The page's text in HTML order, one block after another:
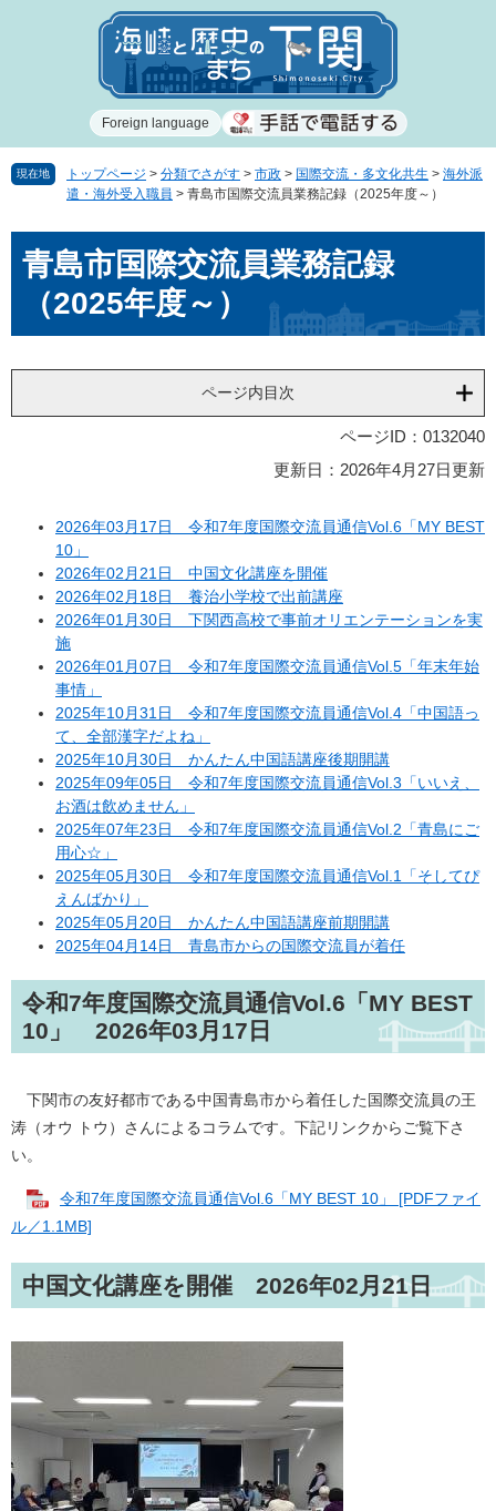
で
ば
Foreign language
現在地 トップページ > 分類でさがす > 市政 > 国際交流・多文化共生 > 海外派
遣・海外受入職員 > 青島市国際交流員業務記録（2025年度～）
文青島市国際交流員業務記録
（2025年度～）
ページ内目次
ページID：0132040
更新日：2026年4月27日更新
2026年03月17日 令和7年度国際交流員通信Vol.6「MY BEST
10」
2026年02月21日 中国文化講座を開催
2026年02月18日 養治小学校で出前講座
2026年01月30日 下関西高校で事前オリエンテーションを実
施
2026年01月07日 令和7年度国際交流員通信Vol.5「年末年始
事情」
2025年10月31日 令和7年度国際交流員通信Vol.4「中国語っ
て、全部漢字だよね」
2025年10月30日 かんたん中国語講座後期開講
2025年09年05日 令和7年度国際交流員通信Vol.3「いいえ、
お酒は飲めません」
2025年07年23日 令和7年度国際交流員通信Vol.2「青島にご
用心☆」
2025年05月30日 令和7年度国際交流員通信Vol.1「そしてぴ
えんばかり」
2025年05月20日 かんたん中国語講座前期開講
2025年04月14日 青島市からの国際交流員が着任
令和7年度国際交流員通信Vol.6「MY BEST
10」 2026年03月17日
下関市の友好都市である中国青島市から着任した国際交流員の王
涛（オウ トウ）さんによるコラムです。下記リンクからご覧下さ
い。
令和7年度国際交流員通信Vol.6「MY BEST 10」 [PDFファイ
ル／1.1MB]
中国文化講座を開催 2026年02月21日